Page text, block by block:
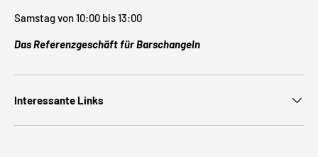
Samstag von 10:00 bis 13:00
Das Referenzgeschäft für Barschangeln
Interessante Links